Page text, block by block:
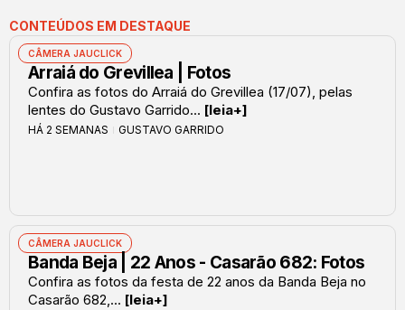
CONTEÚDOS EM DESTAQUE
CÂMERA JAUCLICK
Arraiá do Grevillea | Fotos
Confira as fotos do Arraiá do Grevillea (17/07), pelas
lentes do Gustavo Garrido... [leia+]
HÁ 2 SEMANAS GUSTAVO GARRIDO
CÂMERA JAUCLICK
Banda Beja | 22 Anos - Casarão 682: Fotos
Confira as fotos da festa de 22 anos da Banda Beja no
Casarão 682,... [leia+]